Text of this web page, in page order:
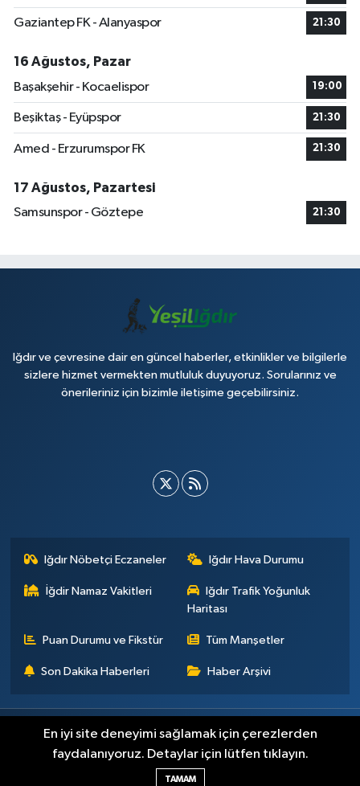
Gaziantep FK - Alanyaspor 21:30
16 Ağustos, Pazar
Başakşehir - Kocaelispor
19:00
Beşiktaş - Eyüpspor 21:30
Amed - Erzurumspor FK 21:30
17 Ağustos, Pazartesi
Samsunspor - Göztepe
21:30
Iğdır ve çevresine dair en güncel haberler, etkinlikler ve bilgilerle
sizlere hizmet vermekten mutluluk duyuyoruz. Sorularınız ve
önerileriniz için bizimle iletişime geçebilirsiniz.
Iğdır Nöbetçi Eczaneler Iğdır Hava Durumu
İğdir Namaz Vakitleri
Iğdır Trafik Yoğunluk
Haritası
Puan Durumu ve Fikstür Tüm Manşetler
Son Dakika Haberleri Haber Arşivi
Künye İletişim Çerez Politikası Gizlilik ilkeleri
Haber Yazılımı:
En iyi site deneyimi sağlamak için çerezlerden
faydalanıyoruz. Detaylar için lütfen tıklayın.
TAMAM